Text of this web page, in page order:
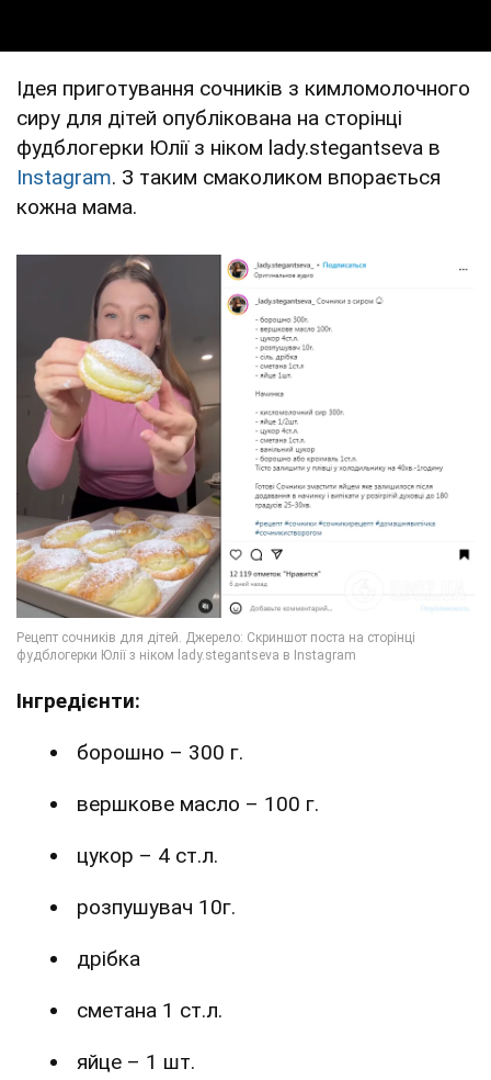
Ідея приготування сочників з кимломолочного
сиру для дітей опублікована на сторінці
фудблогерки Юлії з ніком lady.stegantseva в
Instagram. З таким смаколиком впорається
кожна мама.
Інгредієнти:
борошно – 300 г.
вершкове масло – 100 г.
цукор – 4 ст.л.
розпушувач 10г.
дрібка
сметана 1 ст.л.
яйце – 1 шт.